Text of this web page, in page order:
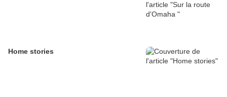
Home stories